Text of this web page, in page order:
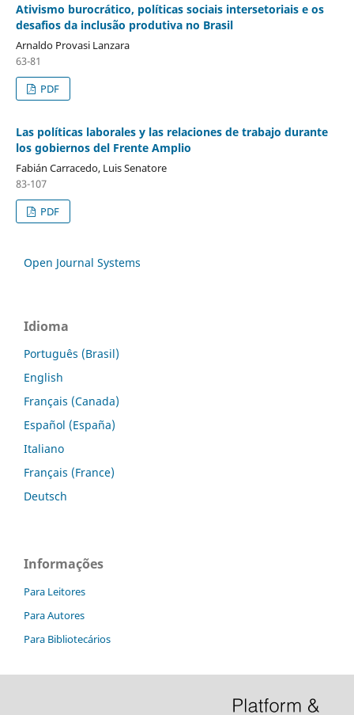
Ativismo burocrático, políticas sociais intersetoriais e os
desafios da inclusão produtiva no Brasil
Arnaldo Provasi Lanzara
63-81
PDF
Las políticas laborales y las relaciones de trabajo durante
los gobiernos del Frente Amplio
Fabián Carracedo, Luis Senatore
83-107
PDF
Open Journal Systems
Idioma
Português (Brasil)
English
Français (Canada)
Español (España)
Italiano
Français (France)
Deutsch
Informações
Para Leitores
Para Autores
Para Bibliotecários